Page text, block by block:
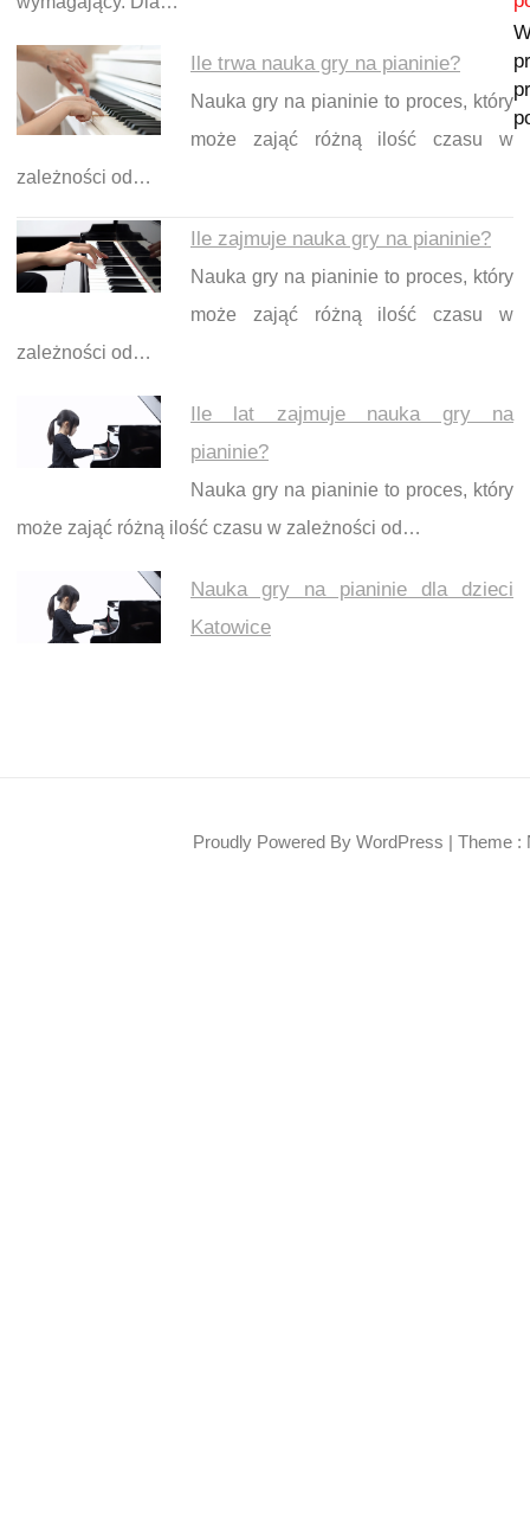
Ile trwa nauka gry na pianinie?
Nauka gry na pianinie to proces, który
może zająć różną ilość czasu w
zależności od…
Ile zajmuje nauka gry na pianinie?
Nauka gry na pianinie to proces, który
może zająć różną ilość czasu w
zależności od…
Ile lat zajmuje nauka gry na
pianinie?
Nauka gry na pianinie to proces, który
może zająć różną ilość czasu w zależności od…
Nauka gry na pianinie dla dzieci
Katowice
Proudly Powered By WordPress | Theme :